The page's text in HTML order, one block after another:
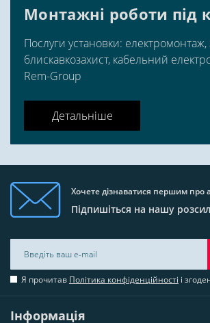
Монтажні роботи під
Послуги установки:
блискавкозахист, кабельний
Rem-Group
Детальніше
Хочете дізнаватися першим про
Підпишіться на нашу
Я прочитав Політика конфіденційності і
Інформація